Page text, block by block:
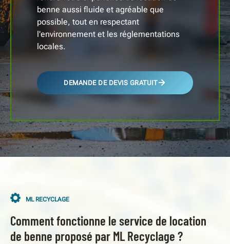
benne aussi fluide et agréable que
possible, tout en respectant
l'environnement et les réglementations
locales.
DEMANDE DE DEVIS GRATUIT
ML RECYCLAGE
Comment fonctionne le service de location
de benne proposé par ML Recyclage ?